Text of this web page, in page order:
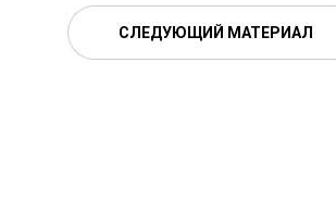
СЛЕДУЮЩИЙ МАТЕРИАЛ